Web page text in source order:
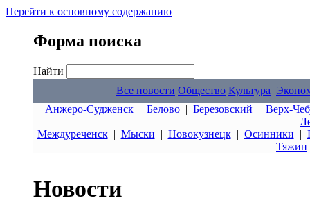
Перейти к основному содержанию
Форма поиска
Найти
Все новости Общество Культура
Анжеро-Судженск | Белово | Березовский | Верх-
Междуреченск| Мыски | Новокузнецк| Осинники |
Тяжин
Новости